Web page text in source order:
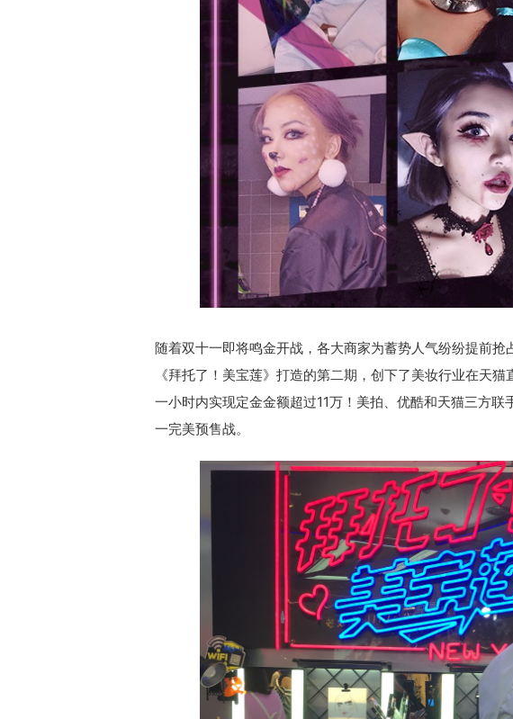
随着双十一即将鸣金开战，各大商家为蓄势人气纷纷提前
《拜托了！美宝莲》打造的第二期，创下了美妆行业在天
一小时内实现定金金额超过11万！美拍、优酷和天猫三方
一完美预售战。